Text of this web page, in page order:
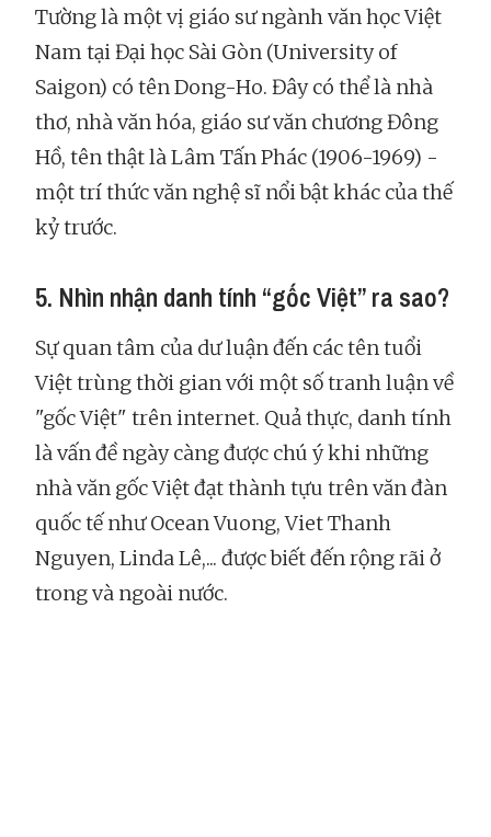
Tường là một vị giáo sư ngành văn học Việt
Nam tại Đại học Sài Gòn (University of
Saigon) có tên Dong-Ho. Đây có thể là nhà
thơ, nhà văn hóa, giáo sư văn chương Đông
Hồ, tên thật là Lâm Tấn Phác (1906-1969) -
một trí thức văn nghệ sĩ nổi bật khác của thế
kỷ trước.
5. Nhìn nhận danh tính “gốc Việt” ra sao?
Sự quan tâm của dư luận đến các tên tuổi
Việt trùng thời gian với một số tranh luận về
"gốc Việt" trên internet. Quả thực, danh tính
là vấn đề ngày càng được chú ý khi những
nhà văn gốc Việt đạt thành tựu trên văn đàn
quốc tế như Ocean Vuong, Viet Thanh
Nguyen, Linda Lê,... được biết đến rộng rãi ở
trong và ngoài nước.